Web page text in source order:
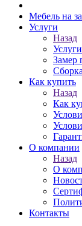
Мебель на
Услуги
Назад
Услуги
Замер
Как купить
Назад
Как
О компании
Назад
О
Контакты